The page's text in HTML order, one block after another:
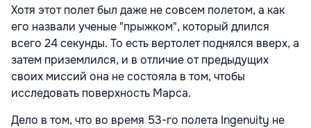
Хотя этот полет был даже не совсем полетом, а как
его назвали ученые "прыжком", который длился
всего 24 секунды. То есть вертолет поднялся вверх, а
затем приземлился, и в отличие от предыдущих
своих миссий она не состояла в том, чтобы
исследовать поверхность Марса.
Дело в том, что во время 53-го полета Ingenuity не